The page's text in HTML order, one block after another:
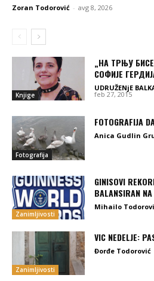
Zoran Todorović - avg 8, 2026
Knjige
„НА ТРЊУ
СОФИЈЕ
UDRUŽENjE
feb 27, 2015
Fotografija
FOTOGRAFIJA
Anica Gudlin
Zanimljivosti
GINISOVI
BALANSIRAN
Mihailo
Zanimljivosti
VIC NEDELJE:
Đorđe Todorović